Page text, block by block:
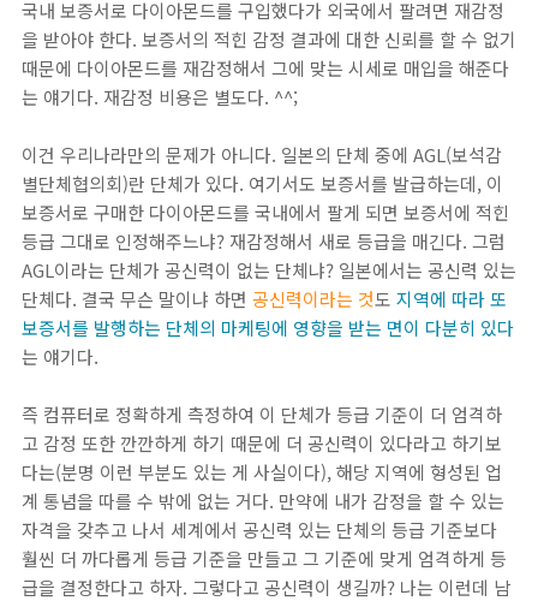
국내 보증서로 다이아몬드를 구입했다가 외국에서 팔려면 재감정
을 받아야 한다. 보증서의 적힌 감정 결과에 대한 신뢰를 할 수 없기
때문에 다이아몬드를 재감정해서 그에 맞는 시세로 매입을 해준다
는 얘기다. 재감정 비용은 별도다. ^^;
이건 우리나라만의 문제가 아니다. 일본의 단체 중에 AGL(보석감
별단체협의회)란 단체가 있다. 여기서도 보증서를 발급하는데, 이
보증서로 구매한 다이아몬드를 국내에서 팔게 되면 보증서에 적힌
등급 그대로 인정해주느냐? 재감정해서 새로 등급을 매긴다. 그럼
AGL이라는 단체가 공신력이 없는 단체냐? 일본에서는 공신력 있는
단체다. 결국 무슨 말이냐 하면 공신력이라는 것도 지역에 따라 또
보증서를 발행하는 단체의 마케팅에 영향을 받는 면이 다분히 있다
는 얘기다.
즉 컴퓨터로 정확하게 측정하여 이 단체가 등급 기준이 더 엄격하
고 감정 또한 깐깐하게 하기 때문에 더 공신력이 있다라고 하기보
다는(분명 이런 부분도 있는 게 사실이다), 해당 지역에 형성된 업
계 통념을 따를 수 밖에 없는 거다. 만약에 내가 감정을 할 수 있는
자격을 갖추고 나서 세계에서 공신력 있는 단체의 등급 기준보다
훨씬 더 까다롭게 등급 기준을 만들고 그 기준에 맞게 엄격하게 등
급을 결정한다고 하자. 그렇다고 공신력이 생길까? 나는 이런데 남